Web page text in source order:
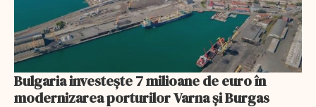
Bulgaria investește 7 milioane de euro în
modernizarea porturilor Varna și Burgas